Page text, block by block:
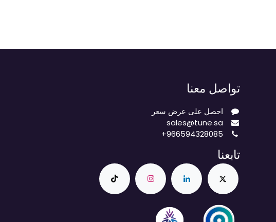
تواصل معنا
احصل على عرض سعر
sales@tune.sa
+966594328085
تابعنا